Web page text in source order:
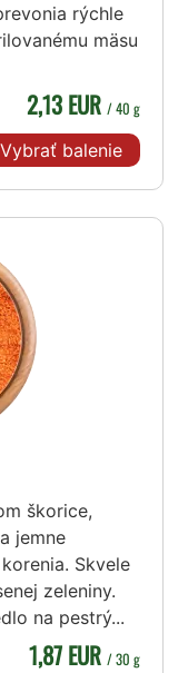
rýchle
mäsu
2,13 EUR / 40 g
Vybrať balenie
škorice,
jemne
Skvele
zeleniny.
na pestrý...
1,87 EUR / 30 g